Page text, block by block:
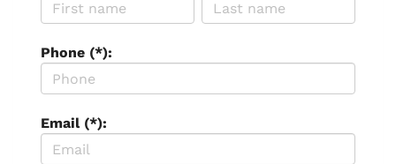
Phone (*):
Email (*):